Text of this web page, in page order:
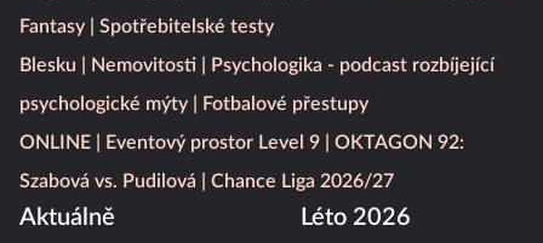
Fantasy
Spotřebitelské testy
Blesku
Nemovitosti
Psychologika - podcast rozbíjející
psychologické mýty
Fotbalové přestupy
ONLINE
Eventový prostor Level 9
OKTAGON 92:
Szabová vs. Pudilová
Chance Liga 2026/27
Aktuálně Léto 2026